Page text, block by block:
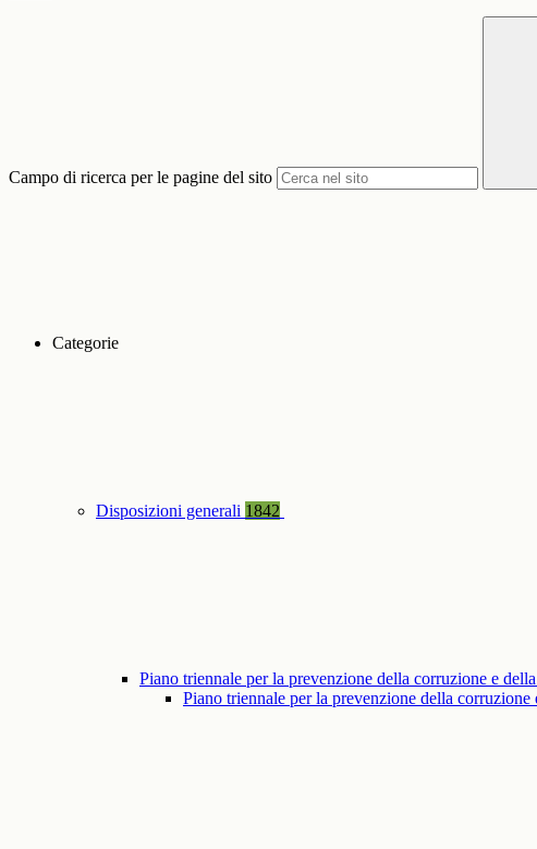
Campo di ricerca per le pagine del sito
Categorie
Disposizioni generali 1842
Piano triennale per la prevenzione della corruzione e della
Piano triennale per la prevenzione della